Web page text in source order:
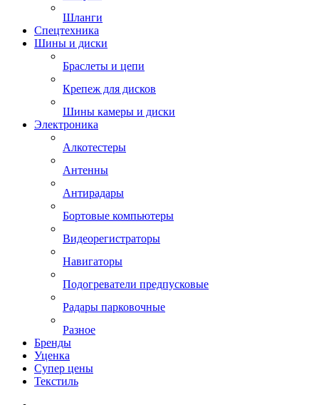
Шланги
Спецтехника
Шины и диски
Браслеты и цепи
Крепеж для дисков
Шины камеры и диски
Электроника
Алкотестеры
Антенны
Антирадары
Бортовые компьютеры
Видеорегистраторы
Навигаторы
Подогреватели предпусковые
Радары парковочные
Разное
Бренды
Уценка
Супер цены
Текстиль